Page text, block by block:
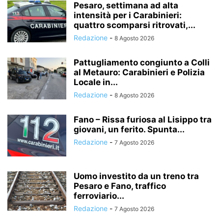
Pesaro, settimana ad alta
intensità per i Carabinieri:
quattro scomparsi ritrovati,...
Redazione - 8 Agosto 2026
Pattugliamento congiunto a Colli
al Metauro: Carabinieri e Polizia
Locale in...
Redazione - 8 Agosto 2026
Fano – Rissa furiosa al Lisippo tra
giovani, un ferito. Spunta...
Redazione - 7 Agosto 2026
Uomo investito da un treno tra
Pesaro e Fano, traffico
ferroviario...
Redazione - 7 Agosto 2026